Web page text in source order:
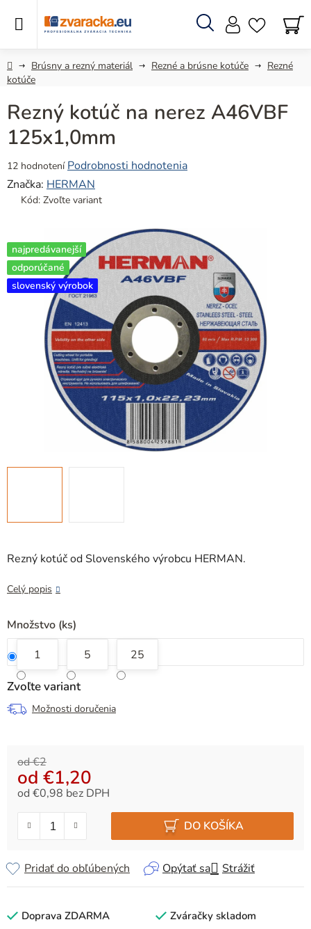
Hľadať
DomovBrúsny a rezný materiál Rezné a brúsne kotúče
Rezné
kotúče
Rezný kotúč od Slovenského výrobcu HERMAN.
Celý popis
Množstvo (ks)
1
5 25
Zvoľte variant
Možnosti doručenia
od €2
od €1,20
od €0,98 bez DPH
DO KOŠÍKA
Opýtať sa Strážiť
Pridať do obľúbených
Rezný kotúč na nerez A46VBF
125x1,0mm
Priemerné
hodnotenie
produktu
z
5
hviezdičiek.
12 hodnotení Podrobnosti hodnotenia
Značka: HERMAN
Kód: Zvoľte variant
najpredávanejší
odporúčané
slovenský výrobok
Doprava ZDARMA Zváračky skladom